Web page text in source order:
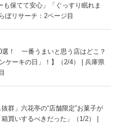
保てて安心」「ぐっすり眠れま
ぼリサーチ：2ページ目
選！ 一番うまいと思う店はどこ？
ケーキの日」！】（2/4） | 兵庫県
群」六花亭の“店舗限定”お菓子が
買いするべきだった」（1/2） |